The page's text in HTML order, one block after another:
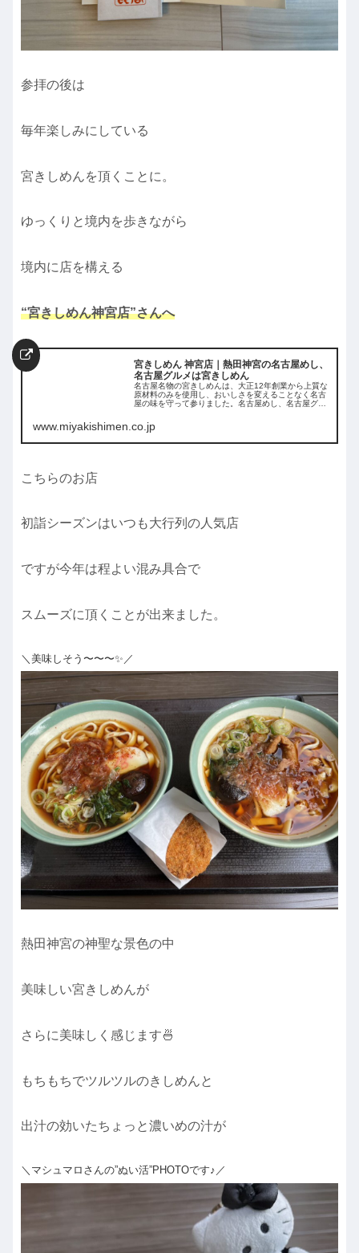
参拝の後は
毎年楽しみにしている
宮きしめんを頂くことに。
ゆっくりと境内を歩きながら
境内に店を構える
“宮きしめん神宮店”さんへ
宮きしめん 神宮店｜熱田神宮の名古屋めし、
名古屋グルメは宮きしめん
名古屋名物の宮きしめんは、大正12年創業から上質な
原材料のみを使用し、おいしさを変えることなく名古
屋の味を守って参りました。名古屋めし、名古屋グル
トレアなどに店舗ございますので、ぜひお気軽にお...
www.miyakishimen.co.jp
こちらのお店
初詣シーズンはいつも大行列の人気店
ですが今年は程よい混み具合で
スムーズに頂くことが出来ました。
＼美味しそう〜〜〜✨／
熱田神宮の神聖な景色の中
美味しい宮きしめんが
さらに美味しく感じます🍜
もちもちでツルツルのきしめんと
出汁の効いたちょっと濃いめの汁が
＼マシュマロさんの”ぬい活”PHOTOです♪／